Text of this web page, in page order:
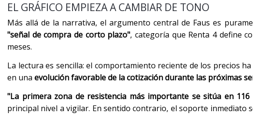
EL GRÁFICO EMPIEZA A CAMBIAR DE TONO
Más allá de la narrativa, el argumento central de Faus es
"señal de compra de corto plazo", categoría que Renta 4 define
meses.
La lectura es sencilla: el comportamiento reciente de los precios
en una evolución favorable de la cotización durante las próximas
"La primera zona de resistencia más importante se sitúa en 116
principal nivel a vigilar. En sentido contrario, el soporte inmediato